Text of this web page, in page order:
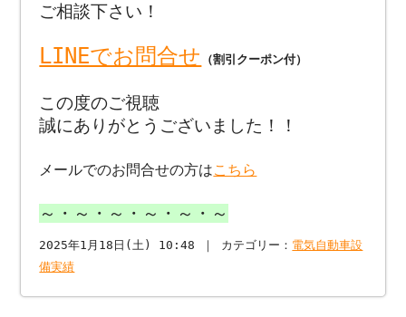
ご相談下さい！
LINEでお問合せ （割引クーポン付）
この度のご視聴
誠にありがとうございました！！
メールでのお問合せの方はこちら
～・～・～・～・～・～
2025年1月18日(土) 10:48 ｜ カテゴリー： 電気自動車設
備実績